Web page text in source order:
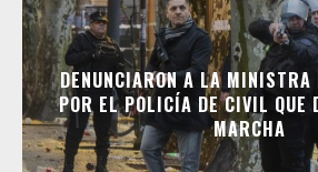
DENUNCIARON A LA MINISTRA
POR EL POLICÍA DE CIVIL QUE
MARCHA